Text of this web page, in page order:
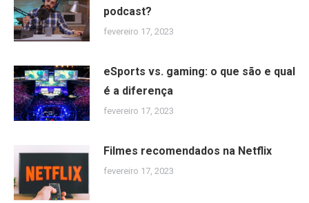
podcast?
fevereiro 17, 2023
eSports vs. gaming: o que são e qual
é a diferença
fevereiro 17, 2023
Filmes recomendados na Netflix
fevereiro 17, 2023